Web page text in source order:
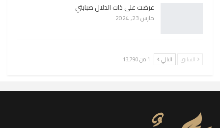
عرضت على ذات الدلال صبابتي
مارس 23, 2024
السابق التالي 1 من 13٬790